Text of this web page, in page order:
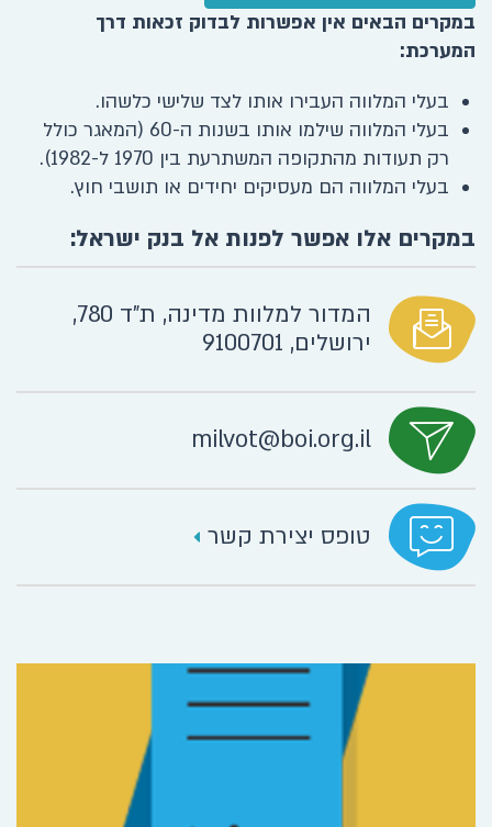
במקרים הבאים אין אפשרות לבדוק זכאות דרך
המערכת:
​​​​בעלי המלווה העבירו אותו לצד שלישי כלשהו.
בעלי המלווה שילמו אותו בשנות ה-60 (המאגר כולל
רק תעודות מהתקופה המשתרעת בין 1970 ל-1982).
בעלי המלווה הם מעסיקים יחידים או תושבי חוץ.
במקרים אלו אפשר לפנות אל בנק ישראל:
המדור למלוות מדינה, ת"ד 780,
ירושלים, 9100701
milvot@boi.org.il
טופס יצירת קשר